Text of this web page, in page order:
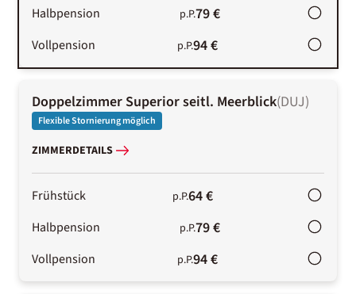
Halbpension p.P.79 €
Vollpension p.P.94 €
Doppelzimmer Superior seitl. Meerblick(DUJ)
Flexible Stornierung möglich
ZIMMERDETAILS
Frühstück p.P.64 €
Halbpension p.P.79 €
Vollpension p.P.94 €